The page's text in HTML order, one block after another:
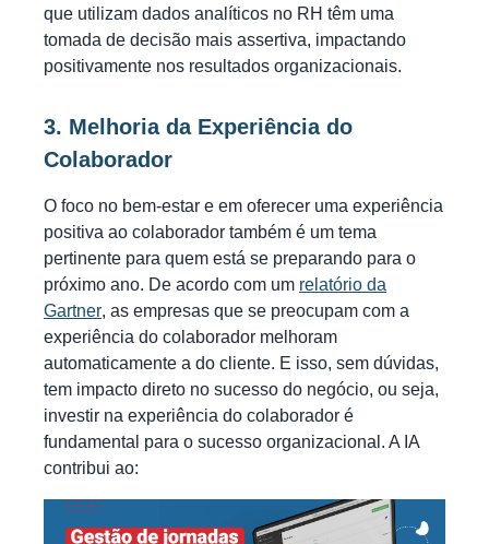
que utilizam dados analíticos no RH têm uma
tomada de decisão mais assertiva, impactando
positivamente nos resultados organizacionais.
3. Melhoria da Experiência do
Colaborador
O foco no bem-estar e em oferecer uma experiência
positiva ao colaborador também é um tema
pertinente para quem está se preparando para o
próximo ano. De acordo com um relatório da
Gartner, as empresas que se preocupam com a
experiência do colaborador melhoram
automaticamente a do cliente. E isso, sem dúvidas,
tem impacto direto no sucesso do negócio, ou seja,
investir na experiência do colaborador é
fundamental para o sucesso organizacional. A IA
contribui ao: